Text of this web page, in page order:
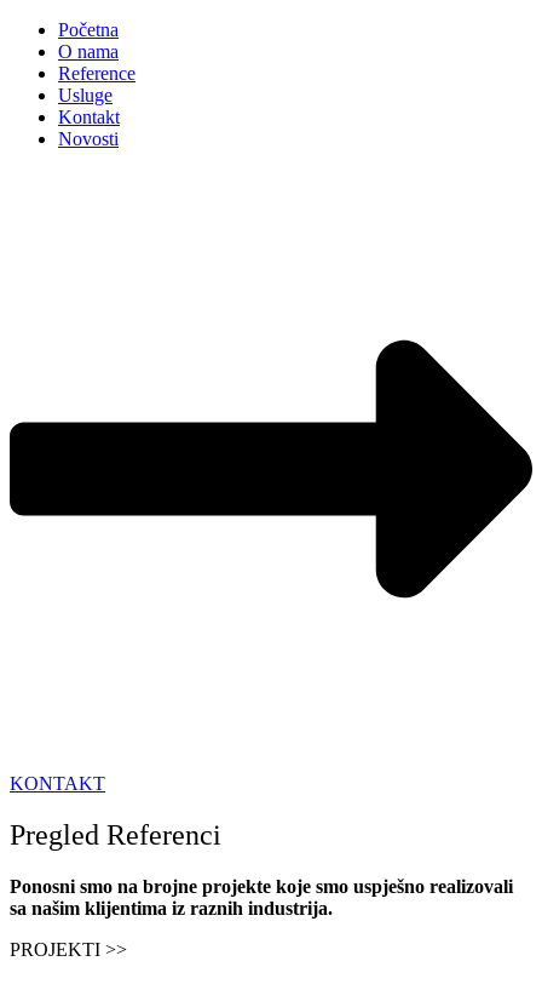
Početna
O nama
Reference
Usluge
Kontakt
Novosti
KONTAKT
Pregled Referenci
Ponosni smo na brojne projekte koje smo uspješno realizovali
sa našim klijentima iz raznih industrija.
PROJEKTI >>